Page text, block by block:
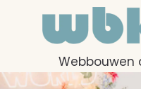
Webbouwen